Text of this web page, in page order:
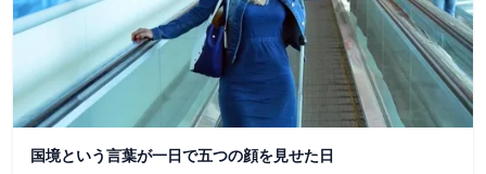
国境という言葉が一日で五つの顔を見せた日